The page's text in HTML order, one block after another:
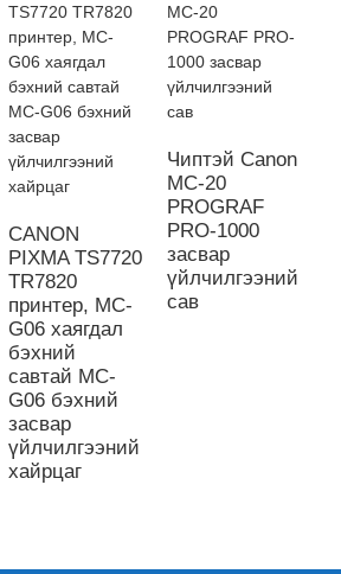
CANON
PIXMA TS7720
TR7820
принтер, MC-
G06 хаягдал
бэхний
савтай MC-
G06 бэхний
засвар
үйлчилгээний
хайрцаг
Чиптэй Canon
MC-20
PROGRAF
PRO-1000
засвар
үйлчилгээний
сав